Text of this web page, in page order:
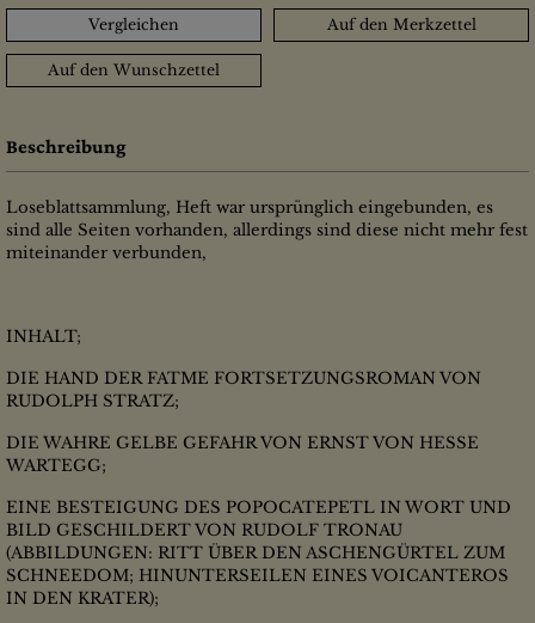
Vergleichen Auf den Merkzettel
Auf den Wunschzettel
Beschreibung
Loseblattsammlung, Heft war ursprünglich eingebunden, es
sind alle Seiten vorhanden, allerdings sind diese nicht mehr fest
miteinander verbunden,
INHALT;
DIE HAND DER FATME FORTSETZUNGSROMAN VON
RUDOLPH STRATZ;
DIE WAHRE GELBE GEFAHR VON ERNST VON HESSE
WARTEGG;
EINE BESTEIGUNG DES POPOCATEPETL IN WORT UND
BILD GESCHILDERT VON RUDOLF TRONAU
(ABBILDUNGEN: RITT ÜBER DEN ASCHENGÜRTEL ZUM
SCHNEEDOM; HINUNTERSEILEN EINES VOICANTEROS
IN DEN KRATER);